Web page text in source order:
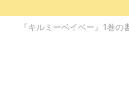
『キルミーベイベー』1巻